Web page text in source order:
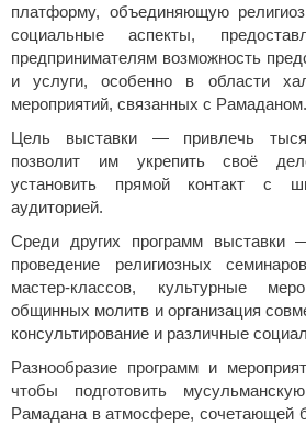
платформу, объединяющую
социальные аспекты,
предпринимателям возможность
и услуги, особенно в области
мероприятий, связанных с Рамаданом.
Цель выставки — привлечь
позволит им укрепить своё
установить прямой контакт с
аудиторией.
Среди других программ выставки
проведение религиозных
мастер-классов, культурные
общинных молитв и организация
консультирование и различные
Разнообразие программ и
чтобы подготовить
Рамадана в атмосфере, сочетающей